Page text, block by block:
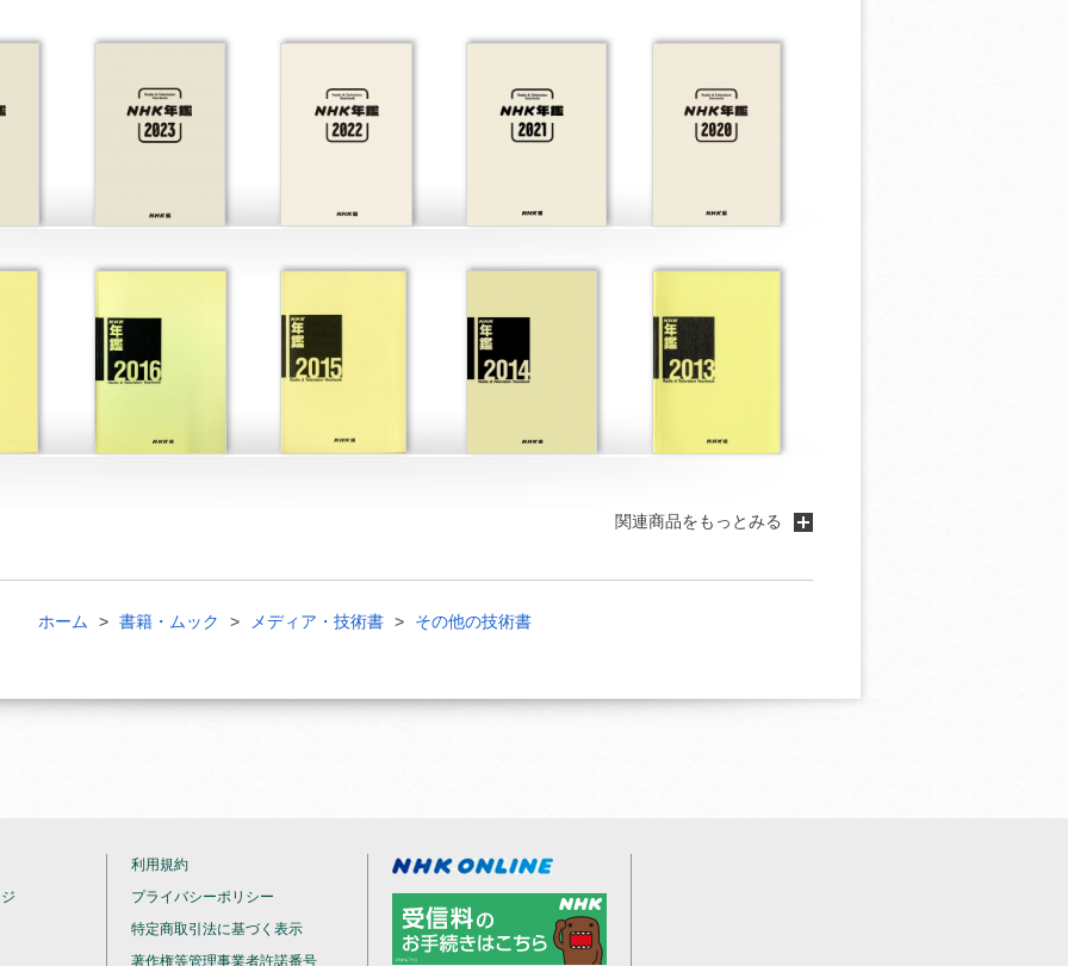
関連商品をもっとみる
ホーム 書籍・ムック メディア・技術書 その他の技術書
利用規約
プライバシーポリシー
特定商取引法に基づく表示
著作権等管理事業者許諾番号